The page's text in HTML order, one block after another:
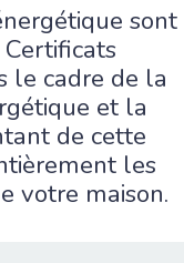
sont
le cadre de la
et la
de cette
les
votre maison.